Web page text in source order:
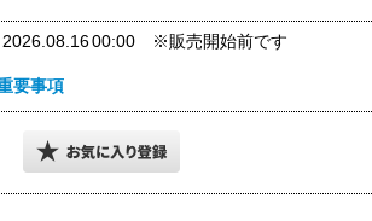
2026.08.1600:00 ※販売開始前です
要事項